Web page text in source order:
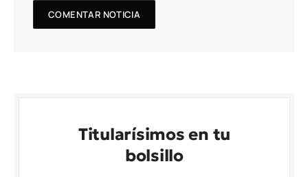
Titularísimos en tu
bolsillo